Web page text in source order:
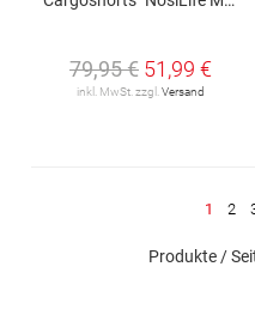
79,95 € 51,99 €
inkl. MwSt. zzgl. Versand
Du
1 2
Produkte /